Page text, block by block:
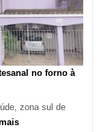
no forno à
zona sul de
: